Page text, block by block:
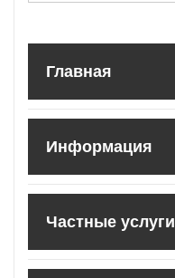
Главная
Информация
Частные